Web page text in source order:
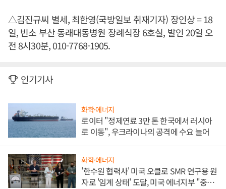
△김진규씨 별세, 최한영(국방일보 취재기자) 장인상 = 18
일, 빈소 부산 동래대동병원 장례식장 6호실, 발인 20일 오
전 8시30분, 010-7768-1905.
인기기사
화학·에너지
로이터 "정제연료 3만 톤 한국에서 러시아
로 이동", 우크라이나의 공격에 수요 늘어
화학·에너지
'한수원 협력사' 미국 오클로 SMR 연구용 원
자로 '임계 상태' 도달, 미국 에너지부 "중요